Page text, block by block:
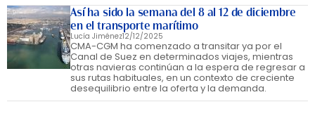
Así ha sido la semana del 8 al 12 de diciembre
en el transporte marítimo
Lucía Jiménez12/12/2025
CMA-CGM ha comenzado a transitar ya por el
Canal de Suez en determinados viajes, mientras
otras navieras continúan a la espera de regresar a
sus rutas habituales, en un contexto de creciente
desequilibrio entre la oferta y la demanda.